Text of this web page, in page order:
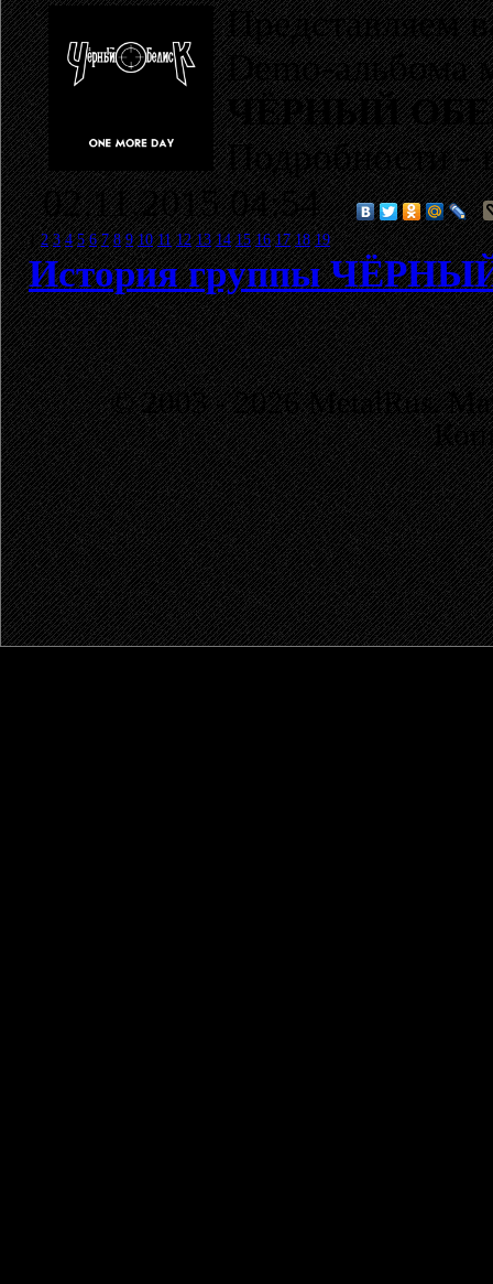
Представляем
Demo-альбома
ЧЁРНЫЙ
Подробности -
02.11.2015 04:54
1 2 3 4 5 6 7 8 9 10 11 12 13 14 15 16 17 18 19
История группы
© 2003 - 2026 MetalRus.